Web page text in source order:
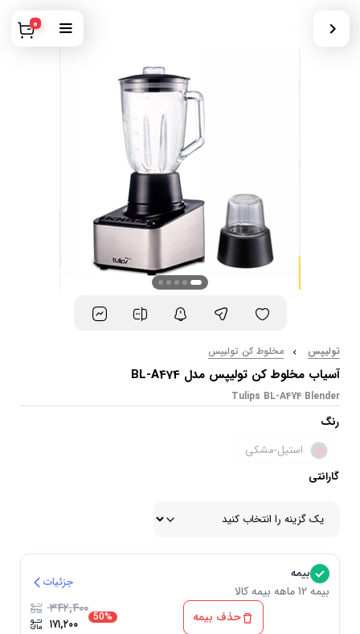
0
تولیپس مخلوط کن تولیپس
آسیاب مخلوط کن تولیپس مدل BL-A474
Tulips BL-A474 Blender
رنگ
استیل-مشکی
گارانتی
بیمه
بیمه 12 ماهه بیمه کالا
جزئیات
حذف بیمه 50% ۳۴۲,۴۰۰
۱۷۱,۲۰۰